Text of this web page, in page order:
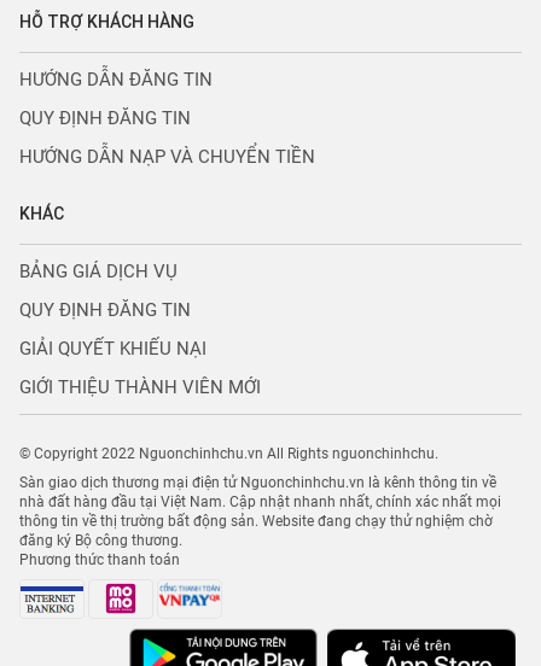
HỖ TRỢ KHÁCH HÀNG
HƯỚNG DẪN ĐĂNG TIN
QUY ĐỊNH ĐĂNG TIN
HƯỚNG DẪN NẠP VÀ CHUYỂN TIỀN
KHÁC
BẢNG GIÁ DỊCH VỤ
QUY ĐỊNH ĐĂNG TIN
GIẢI QUYẾT KHIẾU NẠI
GIỚI THIỆU THÀNH VIÊN MỚI
© Copyright 2022 Nguonchinhchu.vn All Rights nguonchinhchu.
Sàn giao dịch thương mại điện tử Nguonchinhchu.vn là kênh thông tin về
nhà đất hàng đầu tại Việt Nam. Cập nhật nhanh nhất, chính xác nhất mọi
thông tin về thị trường bất động sản. Website đang chạy thử nghiệm chờ
đăng ký Bộ công thương.
Phương thức thanh toán